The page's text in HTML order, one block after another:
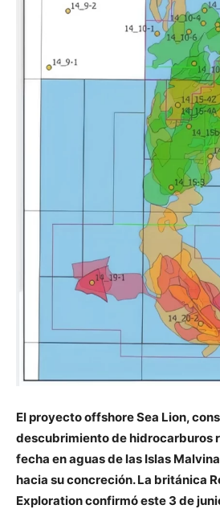
El proyecto offshore Sea Lion,
descubrimiento de hidrocarburos
fecha en aguas de las Islas
hacia su concreción. La británica
Exploration confirmó este 3 de